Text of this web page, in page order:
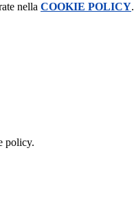
nella COOKIE POLICY.
policy.